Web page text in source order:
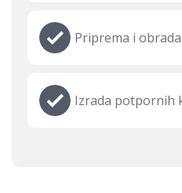
Priprema i
Izrada potpornih